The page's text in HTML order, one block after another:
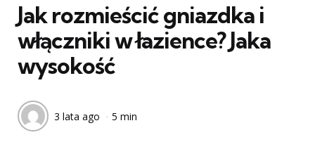
Jak rozmieścić gniazdka i
włączniki w łazience? Jaka
wysokość
3 lata ago 5 min